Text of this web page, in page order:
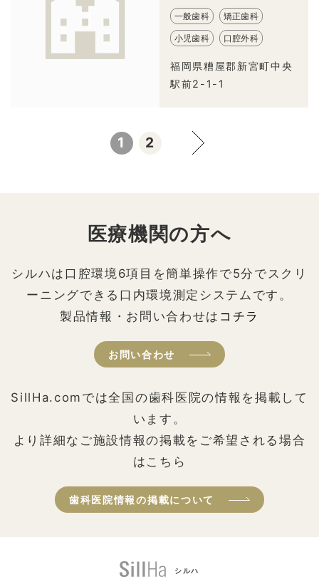
一般歯科 矯正歯科
小児歯科 口腔外科
福岡県糟屋郡新宮町中央
駅前2-1-1
1 2
医療機関の方へ
シルハは口腔環境6項目を簡単操作で5分でスクリ
ーニングできる口内環境測定システムです。
製品情報・お問い合わせは コチラ
お問い合わせ
SillHa.comでは全国の歯科医院の情報を掲載して
います。
より詳細なご施設情報の掲載をご希望される場合
はこちら
歯科医院情報の掲載について
シルハ